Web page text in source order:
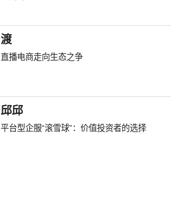
渡
直播电商走向生态之争
邱邱
平台型企服“滚雪球”：价值投资者的选择